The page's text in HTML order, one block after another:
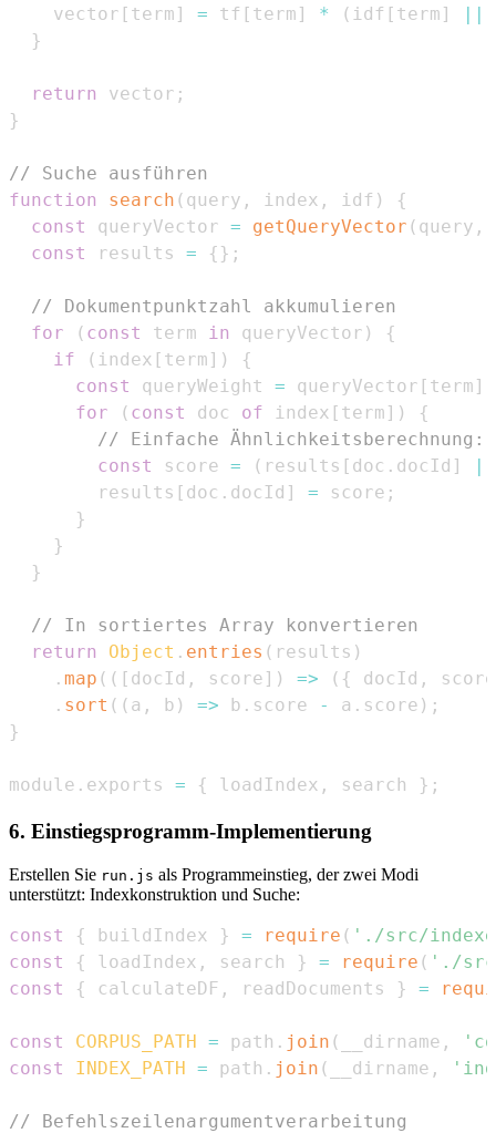
    vector
[ term ] = tf [ term ] * ( idf [ term ]
}
return vector ;
}
// Suche ausführen
function
search ( query , index , idf )
{
const
queryVector = getQueryVector ( query ,
const
results = { } ;
// Dokumentpunktzahl akkumulieren
for
( const term in queryVector )
{
if
( index [ term ] )
{
const
queryWeight = queryVector [ term ]
for
( const doc of index [ term ] )
{
// Einfache Ähnlichkeitsberechnung:
const
score = ( results [ doc . docId ]
        results
[ doc . docId ] = score ;
}
}
}
// In sortiertes Array konvertieren
return
Object . entries ( results )
. map ( ( [ docId , score ] ) => ( { docId ,
. sort ( ( a , b ) => b . score - a . score ) ;
}
module . exports = { loadIndex , search } ;
6. Einstiegsprogramm-Implementierung
Erstellen Sie run.js als Programmeinstieg, der zwei Modi
unterstützt: Indexkonstruktion und Suche:
const { buildIndex } = require ( './src/
const
{ loadIndex , search } = require ( './
const
{ calculateDF , readDocuments } =
const CORPUS_PATH = path . join ( __dirname ,
const
INDEX_PATH = path . join ( __dirname ,
// Befehlszeilenargumentverarbeitung